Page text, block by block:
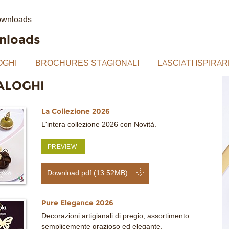
BROCHURES STAGIONALI LASCIATI
La Collezione 2026
L'intera collezione 2026 con Novità.
PREVIEW
Download pdf (13.52MB)
Pure Elegance 2026
Decorazioni artigianali di pregio, assortimento
semplicemente grazioso ed elegante.